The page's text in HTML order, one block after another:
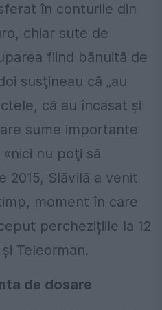
în conturile din
chiar sute de
fiind bănuită de
susţineau că „au
că au încasat și
sume importante
nu poţi să
2015, Slăvilă a venit
moment în care
perchezițiile la 12
Teleorman.
de dosare